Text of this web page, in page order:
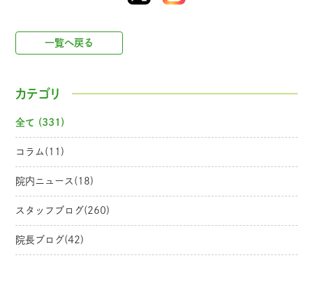
一覧へ戻る
カテゴリ
全て (331)
コラム(11)
院内ニュース(18)
スタッフブログ(260)
院長ブログ(42)